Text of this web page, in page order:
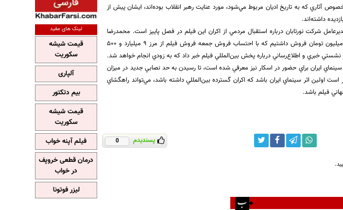
آثاري كه به تاريخ اديان مربوط مي‌شود، مورد عنايت رهبر انقلاب بوده‌اند، ايشان پيش از
داشته‌اند.
شركت نورتابان درباره استقبال مردمي از اكران اين فيلم در فصل پاييز است. محمدرضا
صابري، گفت: 16مهرماه در تهران و شهرستان بالاي 200 ميليون تومان فروش داشتيم كه با احتساب فروش جمعه فروش فيلم از مرز 9 ميليارد و 500
خبري و اطلاع‌رساني درباره پخش بين‌المللي فيلم خبر داد كه به زودي انجام خواهد شد.
ايران براي حضور در اسكار نيز معرفي شده است، تا رسيدن به حد نصابي جديد در ميزان
اولين اثر سينماي ايران باشد كه اكران گسترده بين‌المللي داشته باشد، مي‌تواند راهگشاي
فيلم باشد.
پسندیدم 0
لینک های مفید
قیمت شیشه
سکوریت
آلپاری
بیم دتکتور
قیمت شیشه
سکوریت
فیلم آپنه خواب
درمان قطعی خروپف
در خواب
لیزر فوتونا